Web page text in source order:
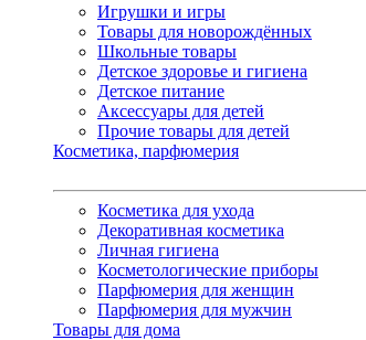
Игрушки и игры
Товары для новорождённых
Школьные товары
Детское здоровье и гигиена
Детское питание
Аксессуары для детей
Прочие товары для детей
Косметика, парфюмерия
Косметика для ухода
Декоративная косметика
Личная гигиена
Косметологические приборы
Парфюмерия для женщин
Парфюмерия для мужчин
Товары для дома